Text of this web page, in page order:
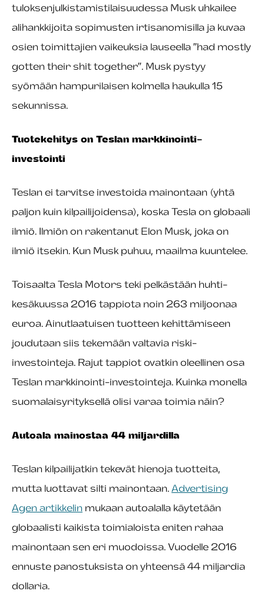
tuloksenjulkistamistilaisuudessa Musk uhkailee
alihankkijoita sopimusten irtisanomisilla ja kuvaa
osien toimittajien vaikeuksia lauseella ”had mostly
gotten their shit together”. Musk pystyy
syömään hampurilaisen kolmella haukulla 15
sekunnissa.
Tuotekehitys on Teslan markkinointi-
investointi
Teslan ei tarvitse investoida mainontaan (yhtä
paljon kuin kilpailijoidensa), koska Tesla on globaali
ilmiö. Ilmiön on rakentanut Elon Musk, joka on
ilmiö itsekin. Kun Musk puhuu, maailma kuuntelee.
Toisaalta Tesla Motors teki pelkästään huhti-
kesäkuussa 2016 tappiota noin 263 miljoonaa
euroa. Ainutlaatuisen tuotteen kehittämiseen
joudutaan siis tekemään valtavia riski-
investointeja. Rajut tappiot ovatkin oleellinen osa
Teslan markkinointi-investointeja. Kuinka monella
suomalaisyrityksellä olisi varaa toimia näin?
Autoala mainostaa 44 miljardilla
Teslan kilpailijatkin tekevät hienoja tuotteita,
mutta luottavat silti mainontaan.Advertising
Agen artikkelin mukaan autoalalla käytetään
globaalisti kaikista toimialoista eniten rahaa
mainontaan sen eri muodoissa. Vuodelle 2016
ennuste panostuksista on yhteensä 44 miljardia
dollaria.